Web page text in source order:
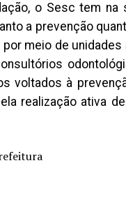
o Sesc tem
a prevenção
meio de
voltados à
realização ativa